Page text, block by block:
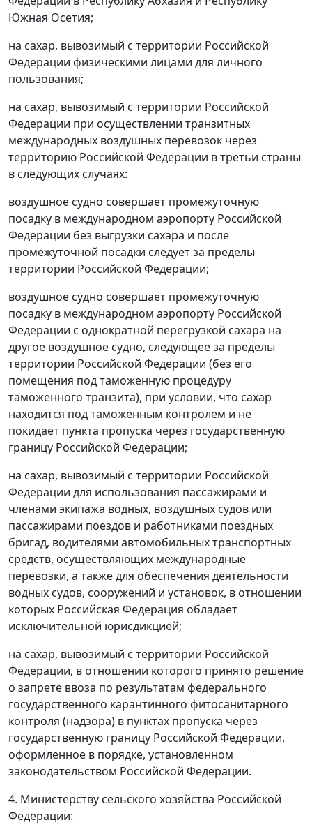
Южная Осетия;
на сахар, вывозимый с территории Российской
Федерации физическими лицами для личного
пользования;
на сахар, вывозимый с территории Российской
Федерации при осуществлении транзитных
международных воздушных перевозок через
территорию Российской Федерации в третьи страны
в следующих случаях:
воздушное судно совершает промежуточную
посадку в международном аэропорту Российской
Федерации без выгрузки сахара и после
промежуточной посадки следует за пределы
территории Российской Федерации;
воздушное судно совершает промежуточную
посадку в международном аэропорту Российской
Федерации с однократной перегрузкой сахара на
другое воздушное судно, следующее за пределы
территории Российской Федерации (без его
помещения под таможенную процедуру
таможенного транзита), при условии, что сахар
находится под таможенным контролем и не
покидает пункта пропуска через государственную
границу Российской Федерации;
на сахар, вывозимый с территории Российской
Федерации для использования пассажирами и
членами экипажа водных, воздушных судов или
пассажирами поездов и работниками поездных
бригад, водителями автомобильных транспортных
средств, осуществляющих международные
перевозки, а также для обеспечения деятельности
водных судов, сооружений и установок, в отношении
которых Российская Федерация обладает
исключительной юрисдикцией;
на сахар, вывозимый с территории Российской
Федерации, в отношении которого принято решение
о запрете ввоза по результатам федерального
государственного карантинного фитосанитарного
контроля (надзора) в пунктах пропуска через
государственную границу Российской Федерации,
оформленное в порядке, установленном
законодательством Российской Федерации.
4. Министерству сельского хозяйства Российской
Федерации: